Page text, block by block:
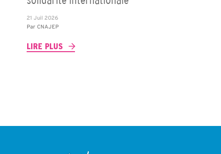
21 Juil 2026
Par CNAJEP
LIRE PLUS